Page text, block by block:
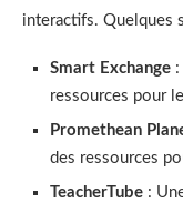
interactifs. Quelques
Smart Exchange
ressources pour
Promethean
des ressources
TeacherTube :